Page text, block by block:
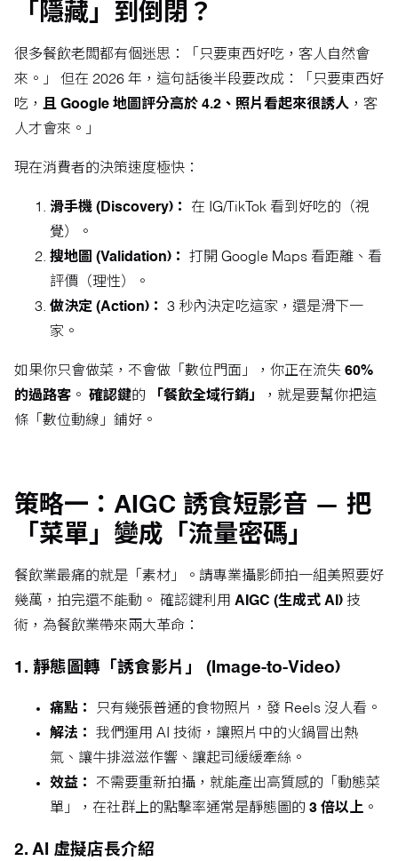
「隱藏」到倒閉？
很多餐飲老闆都有個迷思：「只要東西好吃，客人自然會
來。」 但在 2026 年，這句話後半段要改成：「只要東西好
吃， 且 Google 地圖評分高於 4.2、照片看起來很誘人 ，客
人才會來。」
現在消費者的決策速度極快：
滑手機 (Discovery)：
在 IG/TikTok 看到好吃的（視
覺）。
搜地圖 (Validation)：
打開 Google Maps 看距離、看
評價（理性）。
做決定 (Action)：
3 秒內決定吃這家，還是滑下一
家。
如果你只會做菜，不會做「數位門面」，你正在流失 60%
的過路客 。 確認鍵的 「餐飲全域行銷」
，就是要幫你把這
條「數位動線」鋪好。
策略一：AIGC 誘食短影音 — 把
「菜單」變成「流量密碼」
餐飲業最痛的就是「素材」。請專業攝影師拍一組美照要好
幾萬，拍完還不能動。 確認鍵利用 AIGC (生成式 AI) 技
術，為餐飲業帶來兩大革命：
1. 靜態圖轉「誘食影片」 (Image-to-Video)
痛點：
只有幾張普通的食物照片，發 Reels 沒人看。
解法：
我們運用 AI 技術，讓照片中的火鍋冒出熱
氣、讓牛排滋滋作響、讓起司緩緩牽絲。
效益：
不需要重新拍攝，就能產出高質感的「動態菜
單」，在社群上的點擊率通常是靜態圖的 3 倍以上 。
2. AI 虛擬店長介紹